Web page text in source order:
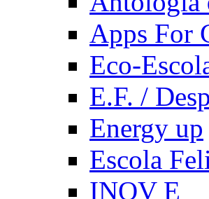
Apps For
Eco-
E.F. /
Energy up
Escola
INOV E